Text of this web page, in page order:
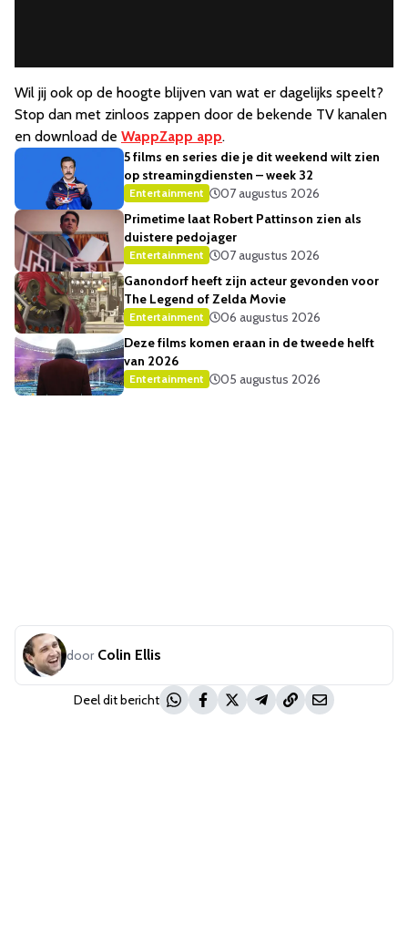
Wil jij ook op de hoogte blijven van wat er dagelijks speelt?
Stop dan met zinloos zappen door de bekende TV kanalen
en download de WappZapp app.
5 films en series die je dit weekend wilt zien
op streamingdiensten – week 32
Entertainment
07 augustus 2026
Primetime laat Robert Pattinson zien als
duistere pedojager
Entertainment
07 augustus 2026
Ganondorf heeft zijn acteur gevonden voor
The Legend of Zelda Movie
Entertainment
06 augustus 2026
Deze films komen eraan in de tweede helft
van 2026
Entertainment 05 augustus 2026
door Colin Ellis
Deel dit bericht